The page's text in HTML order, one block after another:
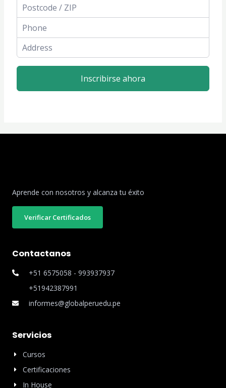
Inscribirse ahora
Aprende con nosotros y alcanza tu éxito
Verificar Certificados
Contactanos
+51 6575058 - 993937937
+51942387991
informes@globalperuedu.pe
Servicios
Cursos
Certificaciones
In House